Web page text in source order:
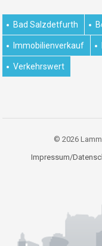
Bad Salzdetfurth
Immobilienverkauf
Verkehrswert
© 2026
Impressum/